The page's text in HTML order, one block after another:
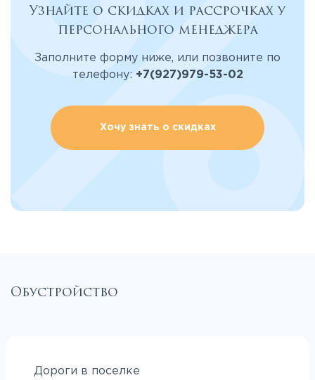
Узнайте о скидках и рассрочках у
персонального менеджера
Заполните форму ниже, или позвоните по
телефону: +7(927)979-53-02
Хочу знать о скидках
Обустройство
Дороги в поселке